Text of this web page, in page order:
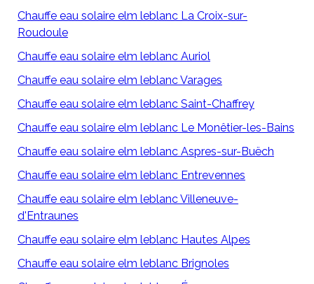
Chauffe eau solaire elm leblanc La Croix-sur-
Roudoule
Chauffe eau solaire elm leblanc Auriol
Chauffe eau solaire elm leblanc Varages
Chauffe eau solaire elm leblanc Saint-Chaffrey
Chauffe eau solaire elm leblanc Le Monêtier-les-Bains
Chauffe eau solaire elm leblanc Aspres-sur-Buëch
Chauffe eau solaire elm leblanc Entrevennes
Chauffe eau solaire elm leblanc Villeneuve-
d'Entraunes
Chauffe eau solaire elm leblanc Hautes Alpes
Chauffe eau solaire elm leblanc Brignoles